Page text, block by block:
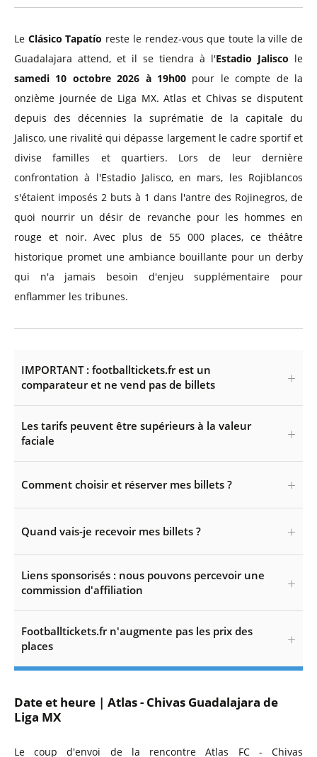
Le Clásico Tapatío reste le rendez-vous que toute la ville de
Guadalajara attend, et il se tiendra à l'Estadio Jalisco le
samedi 10 octobre 2026 à 19h00 pour le compte de la
onzième journée de Liga MX. Atlas et Chivas se disputent
depuis des décennies la suprématie de la capitale du
Jalisco, une rivalité qui dépasse largement le cadre sportif et
divise familles et quartiers. Lors de leur dernière
confrontation à l'Estadio Jalisco, en mars, les Rojiblancos
s'étaient imposés 2 buts à 1 dans l'antre des Rojinegros, de
quoi nourrir un désir de revanche pour les hommes en
rouge et noir. Avec plus de 55 000 places, ce théâtre
historique promet une ambiance bouillante pour un derby
qui n'a jamais besoin d'enjeu supplémentaire pour
enflammer les tribunes.
IMPORTANT : footballtickets.fr est un
comparateur et ne vend pas de billets
Les tarifs peuvent être supérieurs à la valeur
faciale
Comment choisir et réserver mes billets ?
Quand vais-je recevoir mes billets ?
Liens sponsorisés : nous pouvons percevoir une
commission d'affiliation
Footballtickets.fr n'augmente pas les prix des
places
Date et heure | Atlas - Chivas Guadalajara de
Liga MX
Le coup d'envoi de la rencontre Atlas FC - Chivas